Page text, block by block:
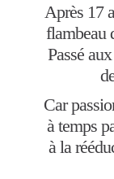
Après 17
flambeau
Passé
Car
à temps
à la